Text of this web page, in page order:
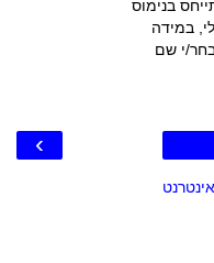
בנימוס
במידה
י שם
›